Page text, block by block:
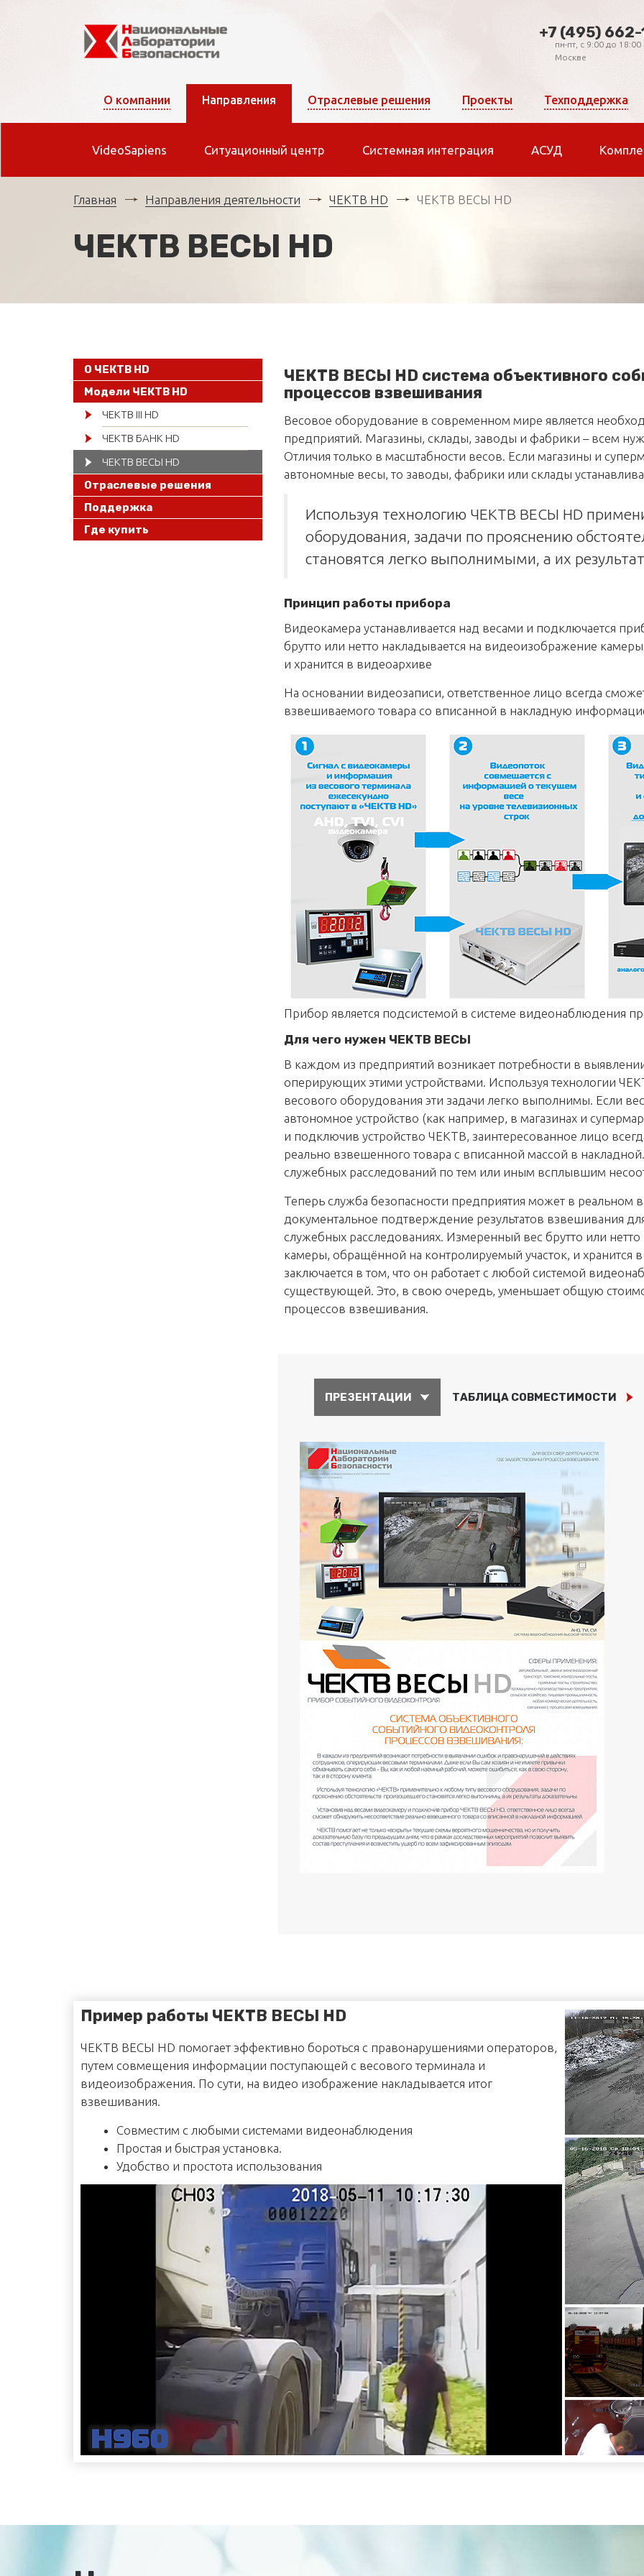
+7 (495)
пн-пт, c 9:00 до 18:00
Москве
О компании Направления
VideoSapiens Ситуационный центр Системная интеграция АСУД
Отраслевые решения Проекты Техподдержка
Главная Направления деятельности ЧЕКТВ HD ЧЕКТВ ВЕСЫ HD
ЧЕКТВ ВЕСЫ HD
О ЧЕКТВ HD
Модели ЧЕКТВ HD
ЧЕКТВ III HD
ЧЕКТВ БАНК HD
ЧЕКТВ ВЕСЫ HD
Отраслевые решения
Поддержка
Где купить
ЧЕКТВ ВЕСЫ HD система объективного
процессов взвешивания
Весовое оборудование в современном мире является
предприятий. Магазины, склады, заводы и фабрики – всем
Отличия только в масштабности весов. Если магазины и
автономные весы, то заводы, фабрики или склады
Используя технологию ЧЕКТВ ВЕСЫ HD
оборудования, задачи по прояснению
становятся легко выполнимыми, а их
Принцип работы прибора
Видеокамера устанавливается над весами и подключается
брутто или нетто накладывается на видеоизображение
и хранится в видеоархиве
На основании видеозаписи, ответственное лицо всегда
взвешиваемого товара со вписанной в накладную
Прибор является подсистемой в системе видеонаблюдения
Для чего нужен ЧЕКТВ ВЕСЫ
В каждом из предприятий возникает потребности в
оперирующих этими устройствами. Используя технологии
весового оборудования эти задачи легко выполнимы. Если
автономное устройство (как например, в магазинах и
и подключив устройство ЧЕКТВ, заинтересованное лицо
реально взвешенного товара с вписанной массой в
служебных расследований по тем или иным всплывшим
Теперь служба безопасности предприятия может в реальном
документальное подтверждение результатов взвешивания
служебных расследованиях. Измеренный вес брутто или
камеры, обращённой на контролируемый участок, и
заключается в том, что он работает с любой системой
существующей. Это, в свою очередь, уменьшает общую
процессов взвешивания.
ПРЕЗЕНТАЦИИ ТАБЛИЦА СОВМЕСТИМОСТИ
CI-200A
DB-II
LP-типа
DL-типа
Индикатор SI 4D
МК-С
Невские весы:
Все автомобильные, вагонные, контейнерные,
НВТ-1
НВТ-3
НВТ-5
НВТ-9
ВСК-ВД
Смарт вес:
Эта-01
Пример работы ЧЕКТВ ВЕСЫ HD
ЧЕКТВ ВЕСЫ HD помогает эффективно бороться с правонарушениями операторов,
путем совмещения информации поступающей с весового терминала и
видеоизображения. По сути, на видео изображение накладывается итог
взвешивания.
Совместим с любыми системами видеонаблюдения
Простая и быстрая установка.
Удобство и простота использования